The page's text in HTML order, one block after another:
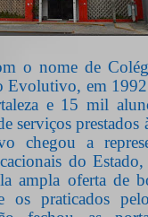
o nome de
Evolutivo, em
e 15 mil
serviços prestados
chegou a
do Estado,
ampla oferta de
os praticados